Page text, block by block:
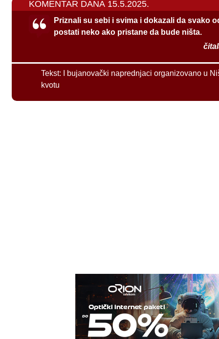
KOMENTAR DANA 15.5.2025.
Priznali su sebi i svima i dokazali da svako
postati neko ako pristane da bude ništa.
Tekst:
I bujanovački naprednjaci organizovano u
kvotu